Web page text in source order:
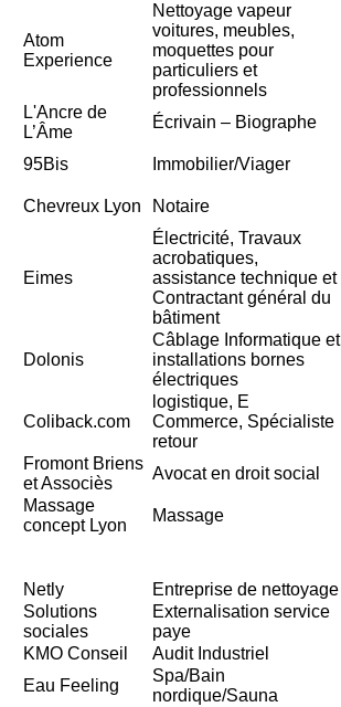
Atom
Experience
Nettoyage vapeur
voitures, meubles,
moquettes pour
particuliers et
professionnels
L'Ancre de
L’Âme
Écrivain – Biographe
95Bis Immobilier/Viager
Chevreux Lyon
Notaire
Eimes
Électricité, Travaux
acrobatiques,
assistance technique et
Contractant général du
bâtiment
Dolonis
Câblage Informatique et
installations bornes
électriques
Coliback.com
logistique, E
Commerce, Spécialiste
retour
Fromont Briens
et Associès
Avocat en droit social
Massage
concept Lyon
Massage
Netly
Entreprise de nettoyage
Solutions
sociales
Externalisation service
paye
KMO Conseil
Audit Industriel
Eau Feeling
Spa/Bain
nordique/Sauna